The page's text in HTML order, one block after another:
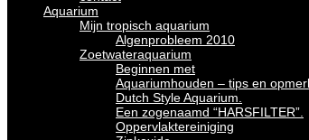
Aquarium
Mijn tropisch aquarium
Algenprobleem 2010
Zoetwateraquarium
Beginnen met
Aquariumhouden – tips en
Dutch Style Aquarium.
Een zogenaamd “HARSFILTER”.
Oppervlaktereiniging